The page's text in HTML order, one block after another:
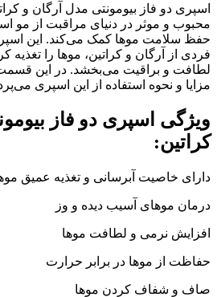
اسپری دو فاز بیومونتی مدل آرگان و
محبوب و موثر در دنیای مراقبت از مو
حفظ سلامت موها کمک می‌کند. این
فردی از آرگان و کراتین، موها را تغذیه
لطافت و براقیت می‌بخشد. در این
مزایا و نحوه استفاده از این اسپری
ویژگی اسپری دو فاز
کراتین:
دارای خاصیت آبرسانی و تغذیه عمیق
درمان موهای آسیب دیده و وز
افزایش نرمی و لطافت موها
حفاظت از موها در برابر حرارت
صاف و شفاف کردن موها